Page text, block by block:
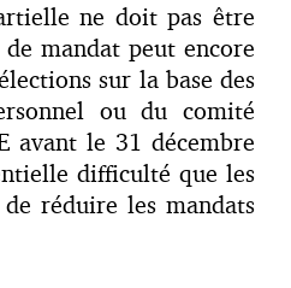
ne doit pas être
mandat peut encore
sur la base des
ou du comité
avant le 31 décembre
difficulté que les
réduire les mandats